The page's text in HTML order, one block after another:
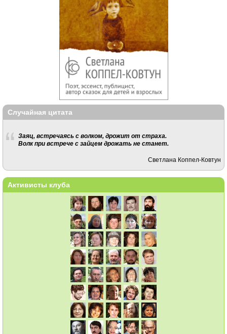
Случайная цитата
Заяц, встречаясь с волком, дрожит от страха.
Волк при встрече с зайцем дрожать не станет.
Светлана Коппел-Ковтун
Активисты клуба